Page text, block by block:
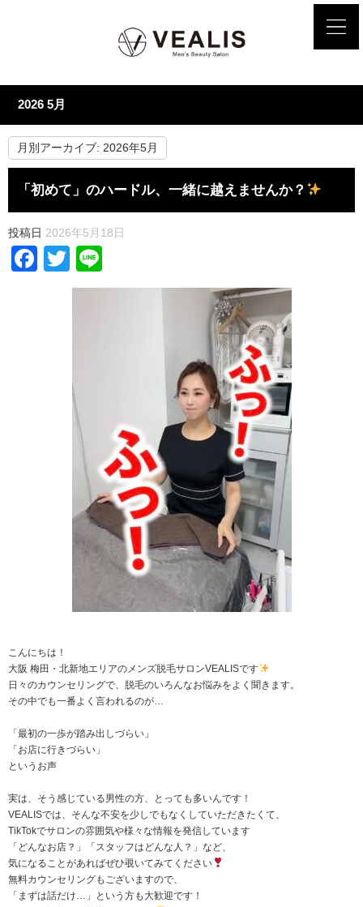
2026 5月
月別アーカイブ: 2026年5月
「初めて」のハードル、一緒に越えませんか？
投稿日 2026年5月18日
Facebook
Twitter
こんにちは！
大阪 梅田・北新地エリアのメンズ脱毛サロンVEALISです
日々のカウンセリングで、脱毛のいろんなお悩みをよく聞きます。
その中でも一番よく言われるのが…
「最初の一歩が踏み出しづらい」
「お店に行きづらい」
というお声
実は、そう感じている男性の方、とっても多いんです！
VEALISでは、そんな不安を少しでもなくしていただきたくて、
TikTokでサロンの雰囲気や様々な情報を発信しています
「どんなお店？」「スタッフはどんな人？」など、
気になることがあればぜひ覗いてみてください
無料カウンセリングもございますので、
「まずは話だけ…」という方も大歓迎です！